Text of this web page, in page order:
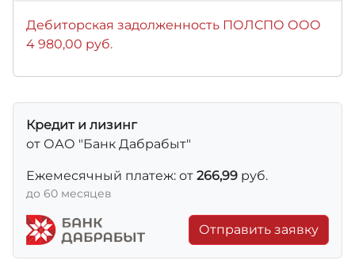
Дебиторская задолженность ПОЛСПО ООО
4 980,00 руб.
Кредит и лизинг
от ОАО "Банк Дабрабыт"
Ежемесячный платеж: от 266,99 руб.
до 60 месяцев
Отправить заявку